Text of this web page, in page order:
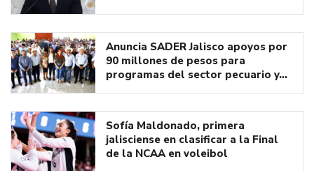
Anuncia SADER Jalisco apoyos por
90 millones de pesos para
programas del sector pecuario y…
Sofía Maldonado, primera
jalisciense en clasificar a la Final
de la NCAA en voleibol